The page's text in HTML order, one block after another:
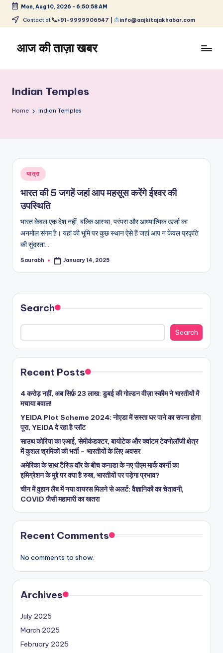
Skip
content
Mon, Aug 10, 2026 - 6:50:58 AM
Contact at +91-9999906547 | info@aajkitajakhabar.com
आज की ताज़ा खबर
ताज़ा
समाचार
–
और
विश्व
Indian Temples
Home Indian Temples
Posted
in
यात्रा
भारत की 5 जगहें जहां आप महसूस करेंगे ईश्वर की
उपस्थिति
भारत केवल एक देश नहीं, बल्कि आस्था, परंपरा और आध्यात्मिक ऊर्जा का
अनमोल संगम है। यहां की भूमि पर कुछ स्थान ऐसे हैं जहां आप न केवल प्रकृति
की सुंदरता…
Posted
Saurabh January 14, 2025
Search
Search
Recent Posts
4 करोड़ नहीं, अब सिर्फ़ 23 लाख: डुबई की गोल्डन वीज़ा स्कीम ने भारतीयों में
मचाया बवाल!
YEIDA Plot Scheme 2024: नोएडा में सस्ता घर पाने का सपना होगा
पूरा, YEIDA दे रहा है प्लॉट
साउथ कोरिया का एआई, सेमीकंडक्टर, बायोटेक और क्वांटम टेक्नोलॉजी क्षेत्र
में कुशल श्रमिकों की भर्ती – भारतीयों के लिए अवसर
अमेरिका के साथ टैरिफ वॉर के बीच कनाडा के नए पीएम मार्क कार्नी का
इमिग्रेशन के मुद्दे पर क्या है रुख, भारतीयों पर पड़ेगा प्रभाव?
चीन में वुहान लैब में नया वायरस मिलने से अलर्ट: वैज्ञानिकों का चेतावनी,
COVID जैसी महामारी का खतरा
Recent Comments
No comments to show.
Archives
July 2025
March 2025
February 2025